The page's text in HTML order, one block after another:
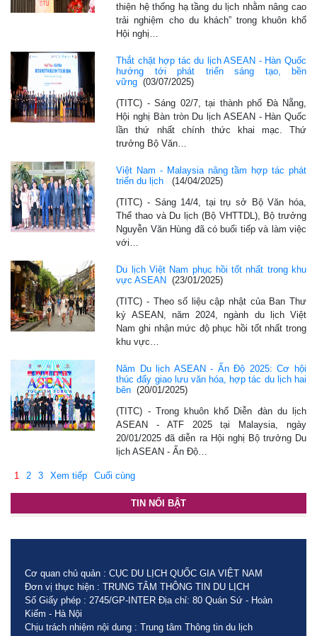
thiện hệ thống hạ tầng du lịch nhằm nâng cao
trải nghiệm cho du khách” trong khuôn khổ
Hội nghị…
Thắt chặt hợp tác du lịch ASEAN - Hàn Quốc
hướng tới phát triển sáng tạo, bền
vững (03/07/2025)
(TITC) - Sáng 02/7, tại thành phố Đà Nẵng,
Hội nghị Bàn tròn Du lịch ASEAN - Hàn Quốc
lần thứ nhất chính thức khai mạc. Thứ
trưởng Bộ Văn…
Việt Nam - Malaysia nâng tầm hợp tác phát
triển du lịch
(14/04/2025)
(TITC) - Sáng 14/4, tại trụ sở Bộ Văn hóa,
Thể thao và Du lịch (Bộ VHTTDL), Bộ trưởng
Nguyễn Văn Hùng đã có buổi tiếp và làm việc
với…
Du lịch Việt Nam phục hồi tốt nhất trong khu
vực ASEAN
(23/01/2025)
(TITC) - Theo số liệu cập nhật của Ban Thư
ký ASEAN, năm 2024, ngành du lịch Việt
Nam ghi nhận mức độ phục hồi tốt nhất trong
khu vực…
Năm Du lịch ASEAN - Ấn Độ 2025: Cơ hội
thúc đẩy giao lưu văn hóa, hợp tác du lịch hai
bên (20/01/2025)
(TITC) - Trong khuôn khổ Diễn đàn du lịch
ASEAN - ATF 2025 tại Malaysia, ngày
20/01/2025 đã diễn ra Hội nghị Bộ trưởng Du
lịch ASEAN - Ấn Độ…
1 2 3 Xem tiếp Cuối cùng
TIN NỔI BẬT
Cơ quan chủ quản : CỤC DU LỊCH QUỐC GIA VIỆT NAM
Đơn vị thực hiện : TRUNG TÂM THÔNG TIN DU LỊCH
Số Giấy phép : 2745/GP-INTER Địa chỉ: 80 Quán Sứ - Hoàn
Kiếm - Hà Nội
Chịu trách nhiệm nội dung : Trung tâm Thông tin du lịch